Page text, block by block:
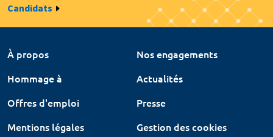
Candidats
À propos
Nos engagements
Hommage à
Actualités
Offres d'emploi
Presse
Mentions légales
Gestion des cookies